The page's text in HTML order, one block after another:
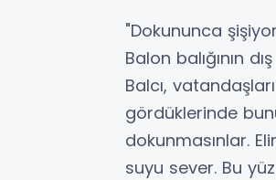
"Dokununca
Balon balığının
Balcı,
gördüklerinde
dokunmasınlar.
suyu sever. Bu